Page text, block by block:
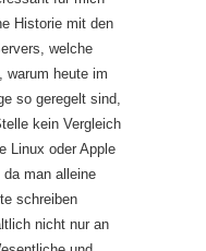
Historie mit den
welche
warum heute im
so geregelt sind,
kein Vergleich
Linux oder Apple
man alleine
schreiben
nicht nur an